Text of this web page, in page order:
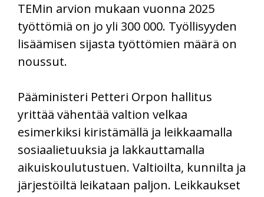
TEMin arvion mukaan vuonna 2025
työttömiä on jo yli 300 000. Työllisyyden
lisäämisen sijasta työttömien määrä on
noussut.
Pääministeri Petteri Orpon hallitus
yrittää vähentää valtion velkaa
esimerkiksi kiristämällä ja leikkaamalla
sosiaalietuuksia ja lakkauttamalla
aikuiskoulutustuen. Valtioilta, kunnilta ja
järjestöiltä leikataan paljon. Leikkaukset